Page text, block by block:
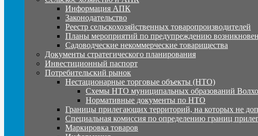
Информация АПК
Законодательство
Реестр сельскохозяйственных товаропроизводителей
Планы мероприятий по предупреждению
Садоводческие некоммерческие товарищества
Документы стратегического планирования
Инвестиционный паспорт
Потребительский рынок
Нестационарные торговые объекты (НТО)
Схемы НТО муниципальных образований
Нормативные документы по НТО
Границы прилегающих территорий, на которых не
Специальная комиссия по определению границ
Маркировка товаров